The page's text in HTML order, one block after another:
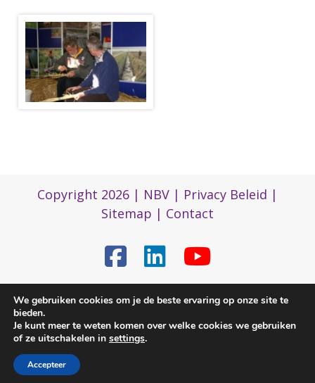
Copyright 2026 | NBV | Privacy Beleid |
Sitemap | Contact
(0)317 422 422
We gebruiken cookies om je de beste ervaring op onze site te
bieden.
Je kunt meer te weten komen over welke cookies we gebruiken
of ze uitschakelen in settings.
Accepteer